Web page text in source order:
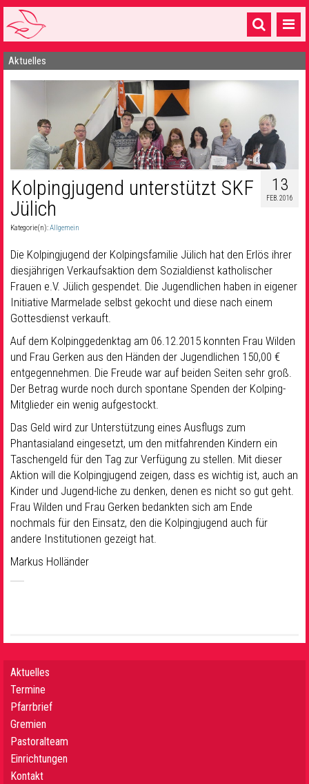
Startseite
16 Gemeinden & mehr
Gottesdienste & Sinnsuche
Gemeinschaft & Soziales
Musik& Kultur
Seelsorge & Kontakt
Aktuelles
13
FEB. 2016
Kolpingjugend unterstützt SKF
Jülich
Kategorie(n):Allgemein
Die Kolpingjugend der Kolpingsfamilie Jülich hat den Erlös ihrer
diesjährigen Verkaufsaktion dem Sozialdienst katholischer
Frauen e.V. Jülich gespendet. Die Jugendlichen haben in eigener
Initiative Marmelade selbst gekocht und diese nach einem
Gottesdienst verkauft.
Auf dem Kolpinggedenktag am 06.12.2015 konnten Frau Wilden
und Frau Gerken aus den Händen der Jugendlichen 150,00 €
entgegennehmen. Die Freude war auf beiden Seiten sehr groß.
Der Betrag wurde noch durch spontane Spenden der Kolping-
Mitglieder ein wenig aufgestockt.
Das Geld wird zur Unterstützung eines Ausflugs zum
Phantasialand eingesetzt, um den mitfahrenden Kindern ein
Taschengeld für den Tag zur Verfügung zu stellen. Mit dieser
Aktion will die Kolpingjugend zeigen, dass es wichtig ist, auch an
Kinder und Jugend-liche zu denken, denen es nicht so gut geht.
Frau Wilden und Frau Gerken bedankten sich am Ende
nochmals für den Einsatz, den die Kolpingjugend auch für
andere Institutionen gezeigt hat.
Markus Holländer
Aktuelles
Termine
Pfarrbrief
Gremien
Pastoralteam
Einrichtungen
Kontakt